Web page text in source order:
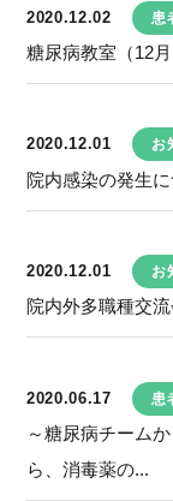
2020.12.02 患
糖尿病教室（12
2020.12.01 お
院内感染の発生に
2020.12.01 お
院内外多職種交
2020.06.17 患
～糖尿病チーム
ら、消毒薬の...